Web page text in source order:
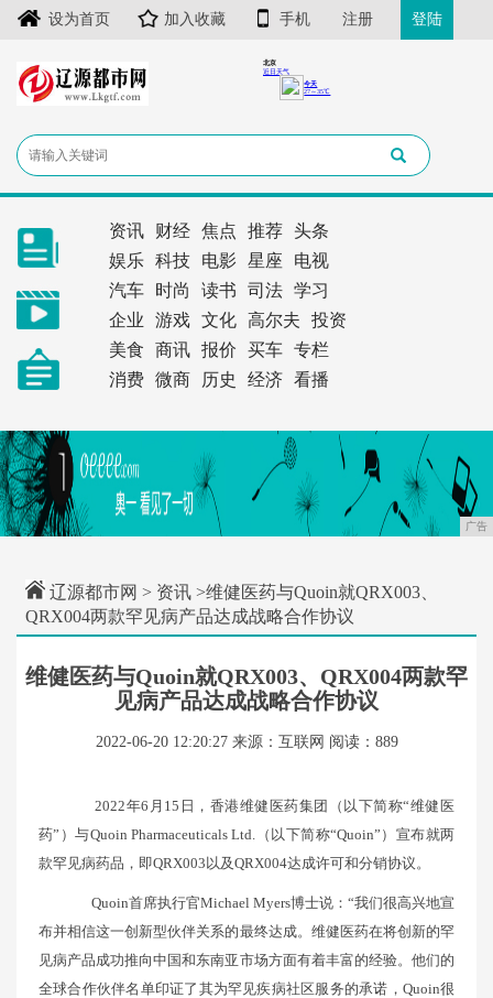
设为首页 加入收藏 手机 注册 登陆
资讯 财经 焦点 推荐
头条
娱乐
科技 电影 星座
电视
汽车
时尚 读书 司法
学习
企业
游戏 文化 高尔夫
投资
美食
商讯 报价 买车
专栏
消费
微商 历史 经济 看播
广告
辽源都市网 > 资讯 >维健医药与Quoin就QRX003、
QRX004两款罕见病产品达成战略合作协议
维健医药与Quoin就QRX003、QRX004两款罕
见病产品达成战略合作协议
2022-06-20 12:20:27 来源：互联网 阅读：889
2022年6月15日，香港维健医药集团（以下简称“维健医
药”）与Quoin Pharmaceuticals Ltd.（以下简称“Quoin”）宣布就两
款罕见病药品，即QRX003以及QRX004达成许可和分销协议。
Quoin首席执行官Michael Myers博士说：“我们很高兴地宣
布并相信这一创新型伙伴关系的最终达成。维健医药在将创新的罕
见病产品成功推向中国和东南亚市场方面有着丰富的经验。他们的
全球合作伙伴名单印证了其为罕见疾病社区服务的承诺，Quoin很